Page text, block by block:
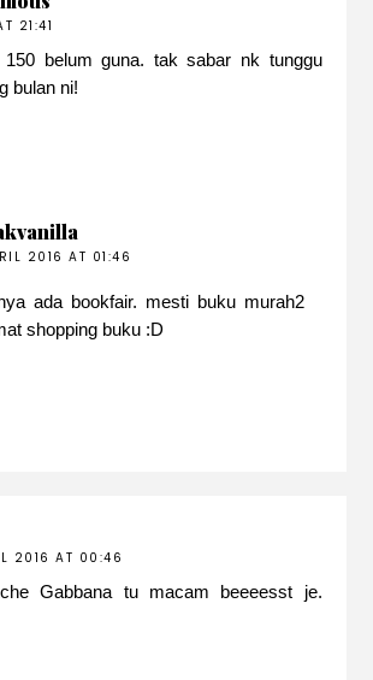
21:41
belum guna. tak sabar nk tunggu
bulan ni!
2016 AT 01:46
ada bookfair. mesti buku murah2
shopping buku :D
2016 AT 00:46
Gabbana tu macam beeeesst je.